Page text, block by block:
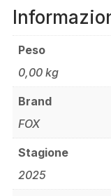
Peso
0,00 kg
Brand
FOX
Stagione
2025